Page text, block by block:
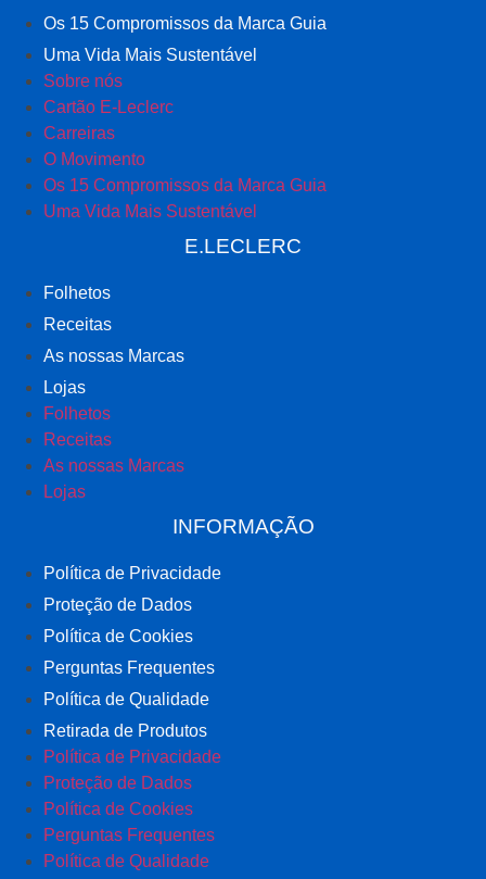
Os 15 Compromissos da Marca Guia
Uma Vida Mais Sustentável
Sobre nós
Cartão E-Leclerc
Carreiras
O Movimento
Os 15 Compromissos da Marca Guia
Uma Vida Mais Sustentável
E.LECLERC
Folhetos
Receitas
As nossas Marcas
Lojas
Folhetos
Receitas
As nossas Marcas
Lojas
INFORMAÇÃO
Política de Privacidade
Proteção de Dados
Política de Cookies
Perguntas Frequentes
Política de Qualidade
Retirada de Produtos
Política de Privacidade
Proteção de Dados
Política de Cookies
Perguntas Frequentes
Política de Qualidade